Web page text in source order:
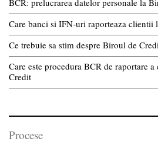
Care banci si IFN-uri raporteaza clientii
Ce trebuie sa stim despre Biroul de
Care este procedura BCR de raportare
Credit
Procese